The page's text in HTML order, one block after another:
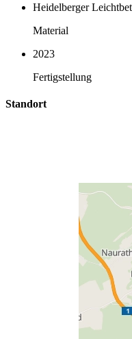
Heidelberger
Material
2023
Fertigstellung
Standort